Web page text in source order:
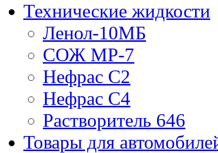
Технические жидкости
Ленол-10МБ
СОЖ МР-7
Нефрас С2
Нефрас С4
Растворитель 646
Товары для